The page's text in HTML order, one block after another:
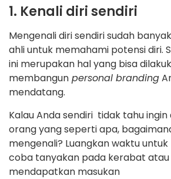
1. Kenali diri sendiri
Mengenali diri sendiri sudah
ahli untuk memahami potensi diri.
ini merupakan hal yang bisa
membangun personal branding
mendatang.
Kalau Anda sendiri tidak tahu
orang yang seperti apa,
mengenali? Luangkan waktu
coba tanyakan pada kerabat
mendapatkan masukan